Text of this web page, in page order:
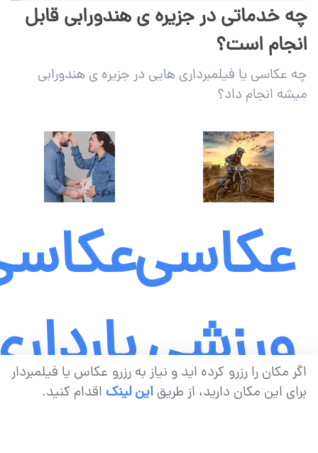
اگر مکان را رزرو کرده اید و نیاز به رزرو عکاس یا فیلمبردار
برای این مکان دارید، از طریق این لینک اقدام کنید.
چه خدماتی در جزیره ی هندورابی قابل
انجام است؟
چه عکاسی یا فیلمبرداری هایی در جزیره ی هندورابی
میشه انجام داد؟
عکاسی
ورزشی